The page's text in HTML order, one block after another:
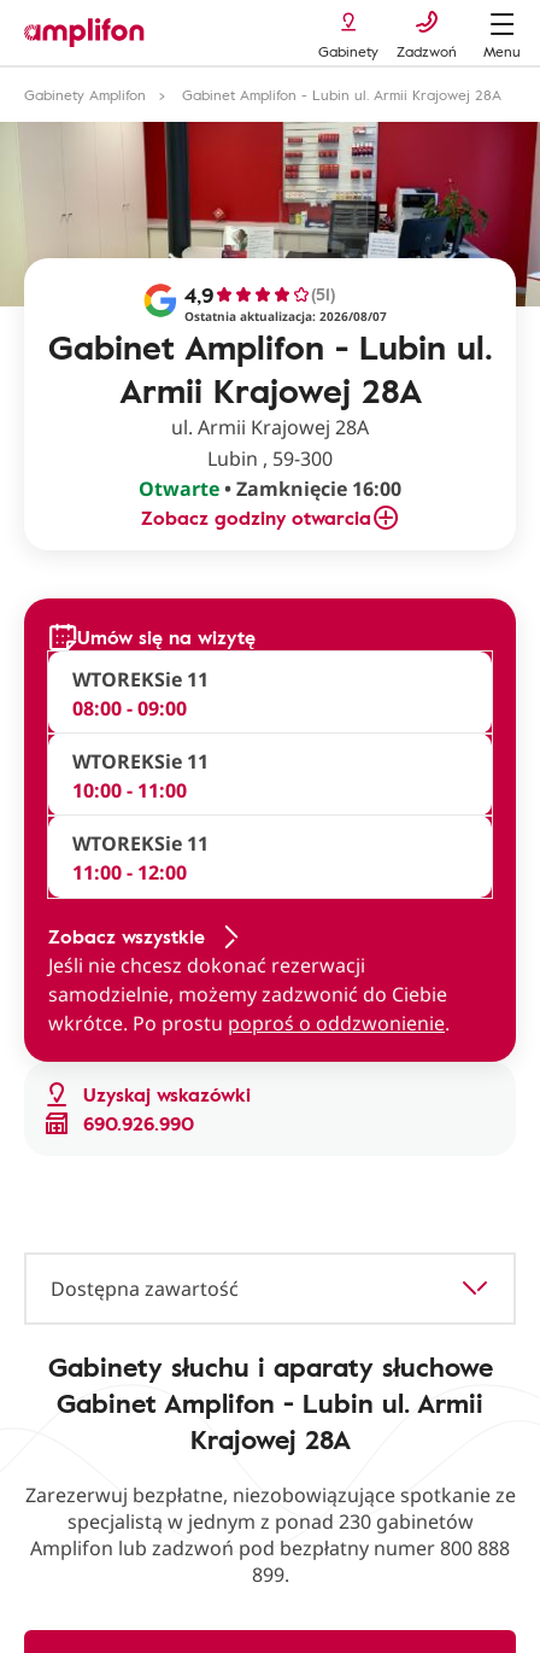
Gabinety Zadzwoń
Menu
Gabinety Amplifon
Gabinet Amplifon - Lubin ul. Armii Krajowej 28A
Gabinet Amplifon - Lubin ul.
Armii Krajowej 28A
4,9 (51)
Ostatnia aktualizacja: 2026/08/07
ul. Armii Krajowej 28A
Lubin , 59-300
Otwarte• Zamknięcie 16:00
Zobacz godziny otwarcia
Uzyskaj wskazówki
690.926.990
Umów się na wizytę
WTOREKSie 11
08:00 - 09:00
WTOREKSie 11
10:00 - 11:00
WTOREKSie 11
11:00 - 12:00
Zobacz wszystkie
Jeśli nie chcesz dokonać rezerwacji
samodzielnie, możemy zadzwonić do Ciebie
wkrótce. Po prostu poproś o oddzwonienie.
Dostępna zawartość
Gabinety słuchu i aparaty słuchowe
Gabinet Amplifon - Lubin ul. Armii
Krajowej 28A
Zarezerwuj bezpłatne, niezobowiązujące spotkanie ze
specjalistą w jednym z ponad 230 gabinetów
Amplifon lub zadzwoń pod bezpłatny numer 800 888
899.